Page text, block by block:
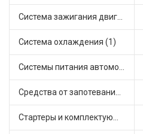
Система зажигания двигателя (3)
Система охлаждения (1)
Системы питания автомобиля (21)
Средства от запотевания и размораживатели стекла (1)
Стартеры и комплектующие (38)